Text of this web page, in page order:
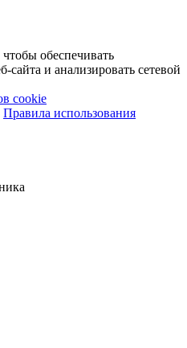
обеспечивать
и анализировать сетевой
cookie
Правила использования